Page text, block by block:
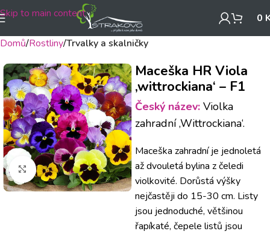
Skip to main content 0
Domů Rostliny Trvalky a skalničky
Klikněte pro zvětšení
Maceška HR Viola
‚wittrockiana‘ – F1
Český název: Violka
zahradní ‚Wittrockiana‘.
Maceška zahradní je jednoletá
až dvouletá bylina z čeledi
violkovité. Dorůstá výšky
nejčastěji do 15-30 cm. Listy
jsou jednoduché, většinou
řapíkaté, čepele listů jsou